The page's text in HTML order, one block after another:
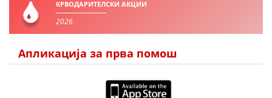
ПРИРАЧНИЦИ
СТРАТЕГИИ
ЕДУКАТИВНО ИНФОРМАТИВНИ МАТЕРИЈАЛИ
КРВОДАРИТЕЛСКИ АКЦИИ
2026
Апликација за прва помош